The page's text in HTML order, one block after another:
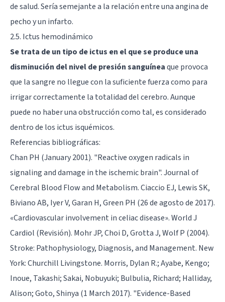
de salud. Sería semejante a la relación entre una angina de
pecho y un infarto.
2.5. Ictus hemodinámico
Se trata de un tipo de ictus en el que se produce una
disminución del nivel de presión sanguíneaque provoca
que la sangre no llegue con la suficiente fuerza como para
irrigar correctamente la totalidad del cerebro. Aunque
puede no haber una obstrucción como tal, es considerado
dentro de los ictus isquémicos.
Referencias bibliográficas:
Chan PH (January 2001). "Reactive oxygen radicals in
signaling and damage in the ischemic brain". Journal of
Cerebral Blood Flow and Metabolism. Ciaccio EJ, Lewis SK,
Biviano AB, Iyer V, Garan H, Green PH (26 de agosto de 2017).
«Cardiovascular involvement in celiac disease». World J
Cardiol (Revisión). Mohr JP, Choi D, Grotta J, Wolf P (2004).
Stroke: Pathophysiology, Diagnosis, and Management. New
York: Churchill Livingstone. Morris, Dylan R.; Ayabe, Kengo;
Inoue, Takashi; Sakai, Nobuyuki; Bulbulia, Richard; Halliday,
Alison; Goto, Shinya (1 March 2017). "Evidence-Based